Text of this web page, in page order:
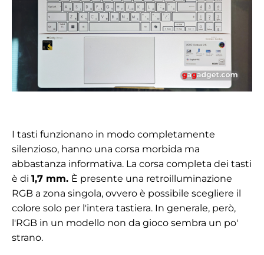
I tasti funzionano in modo completamente
silenzioso, hanno una corsa morbida ma
abbastanza informativa. La corsa completa dei tasti
è di 1,7 mm. È presente una retroilluminazione
RGB a zona singola, ovvero è possibile scegliere il
colore solo per l'intera tastiera. In generale, però,
l'RGB in un modello non da gioco sembra un po'
strano.